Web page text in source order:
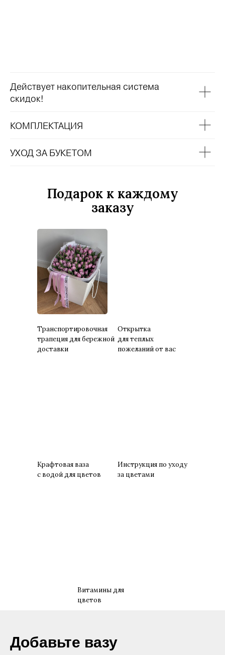
Действует накопительная система
скидок!
КОМПЛЕКТАЦИЯ
УХОД ЗА БУКЕТОМ
Транспортировочная
трапеция для бережной
доставки
Открытка
для теплых
пожеланий от вас
Крафтовая ваза
с водой для цветов
Инструкция по уходу
за цветами
Витамины для
цветов
Подарок к каждому
заказу
​Добавьте вазу